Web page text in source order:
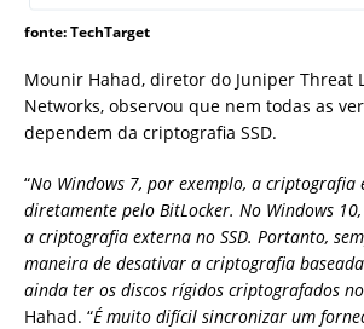
fonte: TechTarget
Mounir Hahad, diretor do Juniper Threat
Networks, observou que nem todas as
dependem da criptografia SSD.
“No Windows 7, por exemplo, a criptografia
diretamente pelo BitLocker. No Windows
a criptografia externa no SSD. Portanto,
maneira de desativar a criptografia
ainda ter os discos rígidos criptografados
Hahad. “É muito difícil sincronizar um